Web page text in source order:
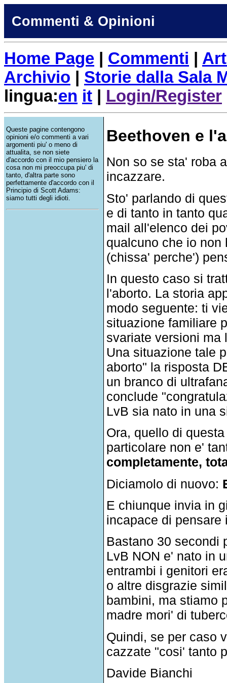
Commenti & Opinioni
Home Page Commenti
Archivio
Storie dalla Sala
lingua:en it Login/Register
Queste pagine contengono
opinioni e/o commenti a vari
argomenti piu' o meno di
attualita, se non siete
d'accordo con il mio pensiero la
cosa non mi preoccupa piu' di
tanto, d'altra parte sono
perfettamente d'accordo con il
Principio di Scott Adams:
siamo tutti degli idioti.
Beethoven e
Non so se sta' roba
incazzare.
Sto' parlando di
e di tanto in tanto
mail all'elenco dei
qualcuno che io non
(chissa' perche')
In questo caso si
l'aborto. La storia
modo seguente: ti
situazione familiare
svariate versioni ma
Una situazione tale
aborto" la risposta
un branco di
conclude
LvB sia nato in una
Ora, quello di
particolare non e'
completamente,
Diciamolo di nuovo:
E chiunque invia in
incapace di pensare
Bastano 30 secondi
LvB NON e' nato in
entrambi i genitori
o altre disgrazie
bambini, ma stiamo
madre mori' di
Quindi, se per caso
cazzate "cosi' tanto
Davide Bianchi